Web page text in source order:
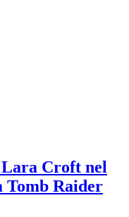
Croft nel
Tomb Raider